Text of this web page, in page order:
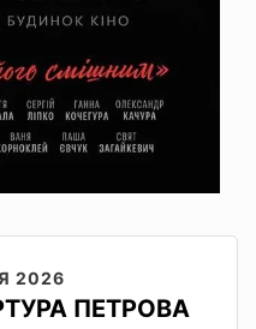
2026
ПЕТРОВА